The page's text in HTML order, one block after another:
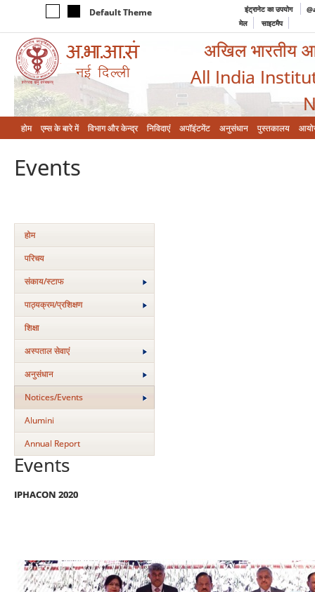
Default Theme इंट्रानेट का उपयोग
मेल
साइटमैप
अखिल भारतीय
All India
होम एम्‍स के बारे में विभाग और केन्‍द्र निविदाएं अपॉइंटमेंट अनुसंधान पुस्तकालय
Events
होम
परिचय
संकाय/स्‍टाफ
पाठ्यक्रम/प्रशिक्षण
शिक्षा
अस्‍पताल सेवाएं
अनुसंधान
Notices/Events
Alumini
Annual Report
Events
IPHACON 2020